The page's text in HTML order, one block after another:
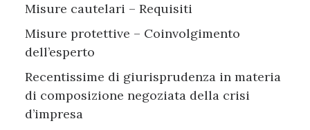
Misure cautelari – Requisiti
Misure protettive – Coinvolgimento
dell’esperto
Recentissime di giurisprudenza in materia
di composizione negoziata della crisi
d’impresa